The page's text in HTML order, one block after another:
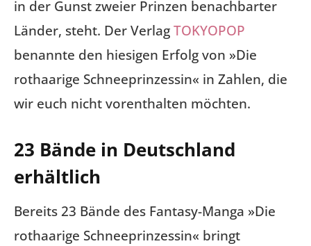
in der Gunst zweier Prinzen benachbarter
Länder, steht. Der VerlagTOKYOPOP
benannte den hiesigen Erfolg von »Die
rothaarige Schneeprinzessin« in Zahlen, die
wir euch nicht vorenthalten möchten.
23 Bände in Deutschland
erhältlich
Bereits 23 Bände des Fantasy-Manga »Die
rothaarige Schneeprinzessin« bringt